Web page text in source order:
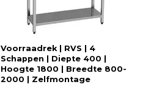
Voorraadrek | RVS | 4
Schappen | Diepte 400 |
Hoogte 1800 | Breedte 800-
2000 | Zelfmontage